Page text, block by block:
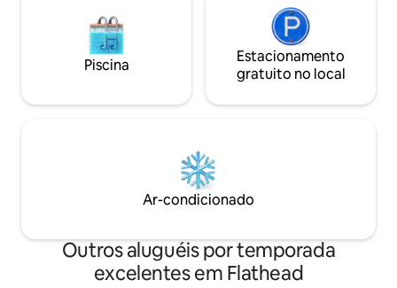
Piscina
Estacionamento
gratuito no local
Ar-condicionado
Outros aluguéis por temporada
excelentes em Flathead